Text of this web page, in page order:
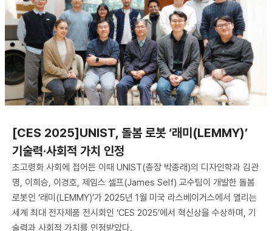
[CES 2025]UNIST, 돌봄 로봇 ‘래미(LEMMY)’
기술력·사회적 가치 인정
초고령화 사회에 접어든 이때 UNIST(총장 박종래)의 디자인학과 김관
명, 이희승, 이경호, 제임스 셀프(James Self) 교수팀이 개발한 돌봄
로봇인 ‘래미(LEMMY)’가 2025년 1월 미국 라스베이거스에서 열리는
세계 최대 전자제품 전시회인 ‘CES 2025’에서 혁신상을 수상하며, 기
술력과 사회적 가치를 인정받았다.